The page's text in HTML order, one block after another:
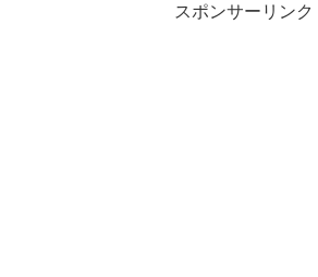
スポンサーリンク